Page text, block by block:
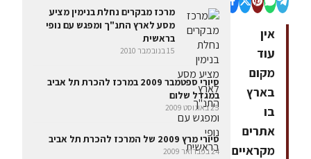
אין
עוד
מקום
בארץ
בו
אתרים
מקראיים
מרכז מבקרים נחלת בנימין מציע
מסע לארץ התנ"ך ומפגש עם נופי
בראשית
15 בנובמבר 2010
סיורי ספטמבר 2009 במרכז להכרת תל אביב
במגדל שלום
25 באוגוסט 2009
סיורי מרץ 2009 של המרכז להכרת תל אביב
24 בפברואר 2009